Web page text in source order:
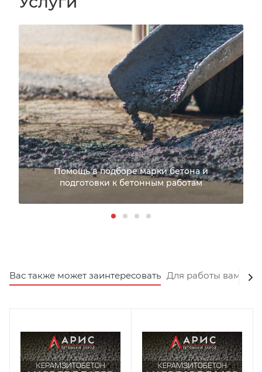
Помощь в подборе марки бетона и
подготовки к бетонным работам
Вас также может заинтересовать Для работы вам